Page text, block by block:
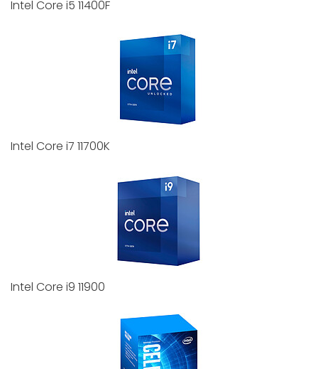
Intel Core i5 11400F
Intel Core i7 11700K
Intel Core i9 11900